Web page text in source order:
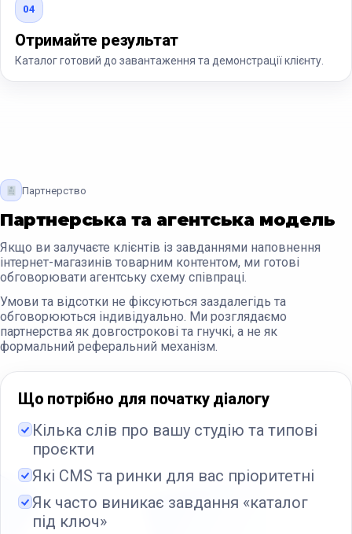
04
Отримайте результат
Каталог готовий до завантаження та демонстрації клієнту.
Партнерство
Партнерська та агентська модель
Якщо ви залучаєте клієнтів із завданнями наповнення
інтернет-магазинів товарним контентом, ми готові
обговорювати агентську схему співпраці.
Умови та відсотки не фіксуються заздалегідь та
обговорюються індивідуально. Ми розглядаємо
партнерства як довгострокові та гнучкі, а не як
формальний реферальний механізм.
Що потрібно для початку діалогу
Кілька слів про вашу студію та типові
проєкти
Які CMS та ринки для вас пріоритетні
Як часто виникає завдання «каталог
під ключ»